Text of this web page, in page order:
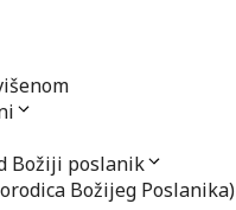
Božiji poslanik
Božijeg Poslanika)